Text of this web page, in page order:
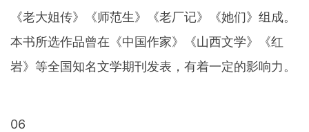
《老大姐传》《师范生》《老厂记》《她们》组成。
本书所选作品曾在《中国作家》《山西文学》《红
岩》等全国知名文学期刊发表，有着一定的影响力。
06